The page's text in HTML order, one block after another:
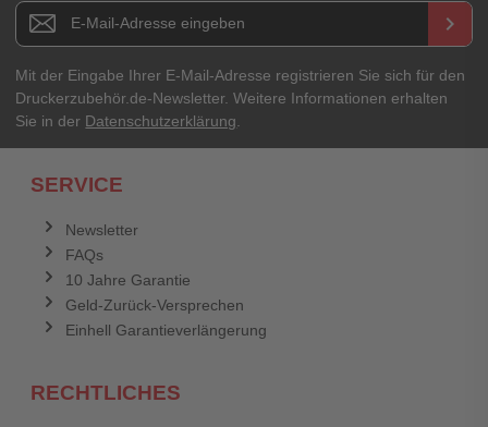
Newsletter E-Mail Adresse keyboard_arrow_right
Mit der Eingabe Ihrer E-Mail-Adresse registrieren Sie sich für den
Druckerzubehör.de-Newsletter. Weitere Informationen erhalten
Sie in der Datenschutzerklärung
SERVICE
Newsletter
FAQs
10 Jahre Garantie
Geld-Zurück-Versprechen
Einhell Garantieverlängerung
RECHTLICHES